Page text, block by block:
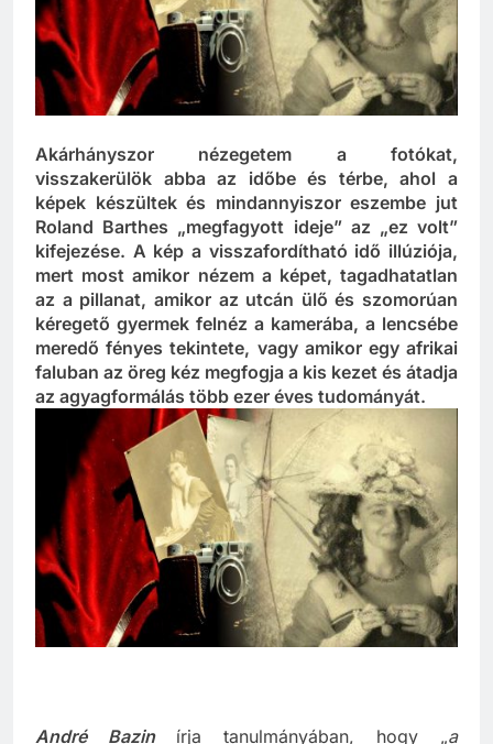
Akárhányszor nézegetem a fotókat,
visszakerülök abba az időbe és térbe, ahol a
képek készültek és mindannyiszor eszembe jut
Roland Barthes „megfagyott ideje” az „ez volt”
kifejezése. A kép a visszafordítható idő illúziója,
mert most amikor nézem a képet, tagadhatatlan
az a pillanat, amikor az utcán ülő és szomorúan
kéregető gyermek felnéz a kamerába, a lencsébe
meredő fényes tekintete, vagy amikor egy afrikai
faluban az öreg kéz megfogja a kis kezet és átadja
az agyagformálás több ezer éves tudományát.